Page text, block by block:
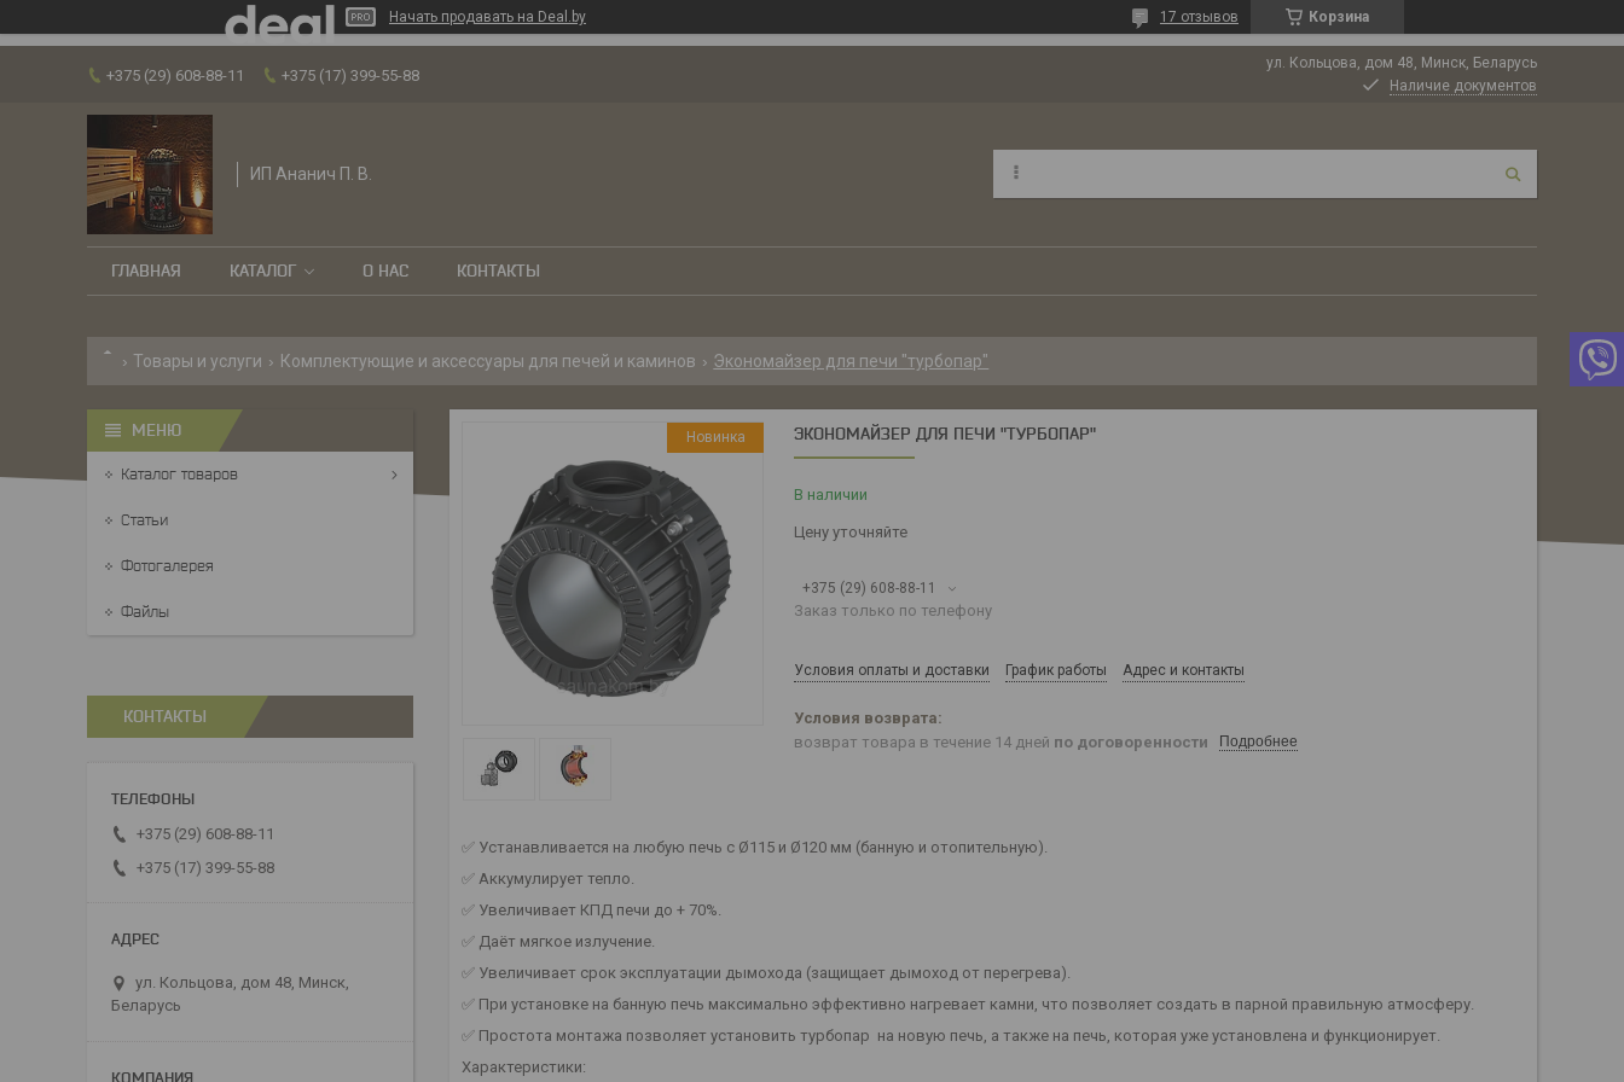
Начать продавать на Deal.by Корзина
17 отзывов
+375 (29) 608-88-11 +375 (17) 399-55-88
ул. Кольцова, дом 48, Минск, Беларусь
Наличие документов
ИП Ананич П. В.
ГЛАВНАЯ КАТАЛОГ О НАС КОНТАКТЫ
Товары и услуги Комплектующие и аксессуары для печей и каминов Экономайзер для печи "турбопар"
Новинка ЭКОНОМАЙЗЕР ДЛЯ ПЕЧИ "ТУРБОПАР"
В наличии
Цену уточняйте
+375 (29) 608-88-11
Заказ только по телефону
Условия оплаты и доставки График работы Адрес и контакты
возврат товара в течение 14 дней по договоренности Подробнее
✅ Устанавливается на любую печь с Ø115 и Ø120 мм (банную и отопительную).
✅ Аккумулирует тепло.
✅ Увеличивает КПД печи до + 70%.
✅ Даёт мягкое излучение.
✅ Увеличивает срок эксплуатации дымохода (защищает дымоход от перегрева).
✅ При установке на банную печь максимально эффективно нагревает камни, что позволяет создать в парной правильную атмосферу.
✅ Простота монтажа позволяет установить турбопар на новую печь, а также на печь, которая уже установлена и функционирует.
Характеристики:
Каталог товаров
Статьи
Фотогалерея
Файлы
КОНТАКТЫ
+375 (29) 608-88-11
+375 (17) 399-55-88
ул. Кольцова, дом 48, Минск,
Беларусь